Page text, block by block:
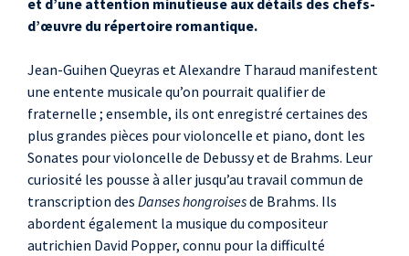
n° 1, 4, 11, 2, 14 & 5
et d’une attention minutieuse aux détails des chefs-
d’œuvre du répertoire romantique.
Jean-Guihen Queyras et Alexandre Tharaud manifestent
une entente musicale qu’on pourrait qualifier de
fraternelle ; ensemble, ils ont enregistré certaines des
plus grandes pièces pour violoncelle et piano, dont les
Sonates pour violoncelle de Debussy et de Brahms. Leur
curiosité les pousse à aller jusqu’au travail commun de
transcription des Danses hongroisesde Brahms. Ils
abordent également la musique du compositeur
autrichien David Popper, connu pour la difficulté